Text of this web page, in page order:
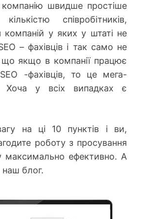
швидше простіше
співробітників,
компаній у яких у штаті не
– фахівців і так само не
що якщо в компанії працює
SEO -фахівців, то це мега-
Хоча у всіх випадках є
на ці 10 пунктів і ви,
роботу з просування
максимально ефективно. А
блог.